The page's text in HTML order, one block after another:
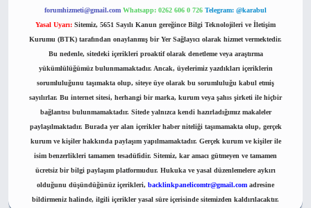
forumhizmeti@gmail.com Whatsapp: 0262 606 0 726 Telegram: @karabul
Yasal Uyarı: Sitemiz, 5651 Sayılı Kanun gereğince Bilgi Teknolojileri ve İletişim
Kurumu (BTK) tarafından onaylanmış bir Yer Sağlayıcı olarak hizmet vermektedir.
Bu nedenle, sitedeki içerikleri proaktif olarak denetleme veya araştırma
yükümlülüğümüz bulunmamaktadır. Ancak, üyelerimiz yazdıkları içeriklerin
sorumluluğunu taşımakta olup, siteye üye olarak bu sorumluluğu kabul etmiş
sayılırlar. Bu internet sitesi, herhangi bir marka, kurum veya şahıs şirketi ile hiçbir
bağlantısı bulunmamaktadır. Sitede yalnızca kendi hazırladığımız makaleler
paylaşılmaktadır. Burada yer alan içerikler haber niteliği taşımamakta olup, gerçek
kurum ve kişiler hakkında paylaşım yapılmamaktadır. Gerçek kurum ve kişiler ile
isim benzerlikleri tamamen tesadüfidir. Sitemiz, kar amacı gütmeyen ve tamamen
ücretsiz bir bilgi paylaşım platformudur. Hukuka ve yasal düzenlemelere aykırı
olduğunu düşündüğünüz içerikleri, backlinkpanelicomtr@gmail.com adresine
bildirmeniz halinde, ilgili içerikler yasal süre içerisinde sitemizden kaldırılacaktır.